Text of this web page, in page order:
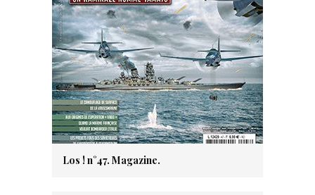
Los ! n°47. Magazine.